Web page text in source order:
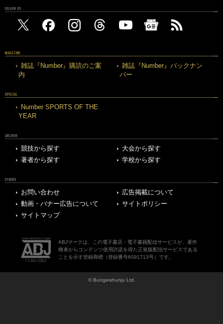
FOLLOW US
MAGAZINE
雑誌『Number』購読のご案
内
雑誌『Number』バックナン
バー
SPECIAL
Number SPORTS OF THE
YEAR
ARCHIVE
競技から探す
大会から探す
著者から探す
学校から探す
OTHERS
お問い合わせ
広告掲載について
動画・バナー広告について
サイトポリシー
サイトマップ
ABJマークは、この電子書店・電子書籍配信サービスが、著作
権者からコンテンツ使用許諾を得た正規版配信サービスである
ことを示す登録商標（登録番号6091713号）です。
© Bungeishunju Ltd.